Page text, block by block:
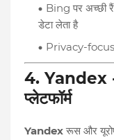
Bing पर अच्छी
डेटा लेता है
Privacy-
4. Yandex -
प्लेटफॉर्म
Yandex रूस और